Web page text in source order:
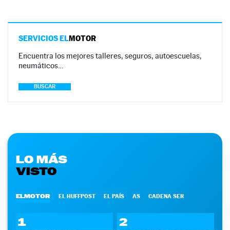
SERVICIOS ELMOTOR
Encuentra los mejores talleres, seguros, autoescuelas,
neumáticos…
BUSCAR
LO MÁS
VISTO
ELMOTOR EL HUFFPOST EL PAÍS AS CADENA SER
1 2